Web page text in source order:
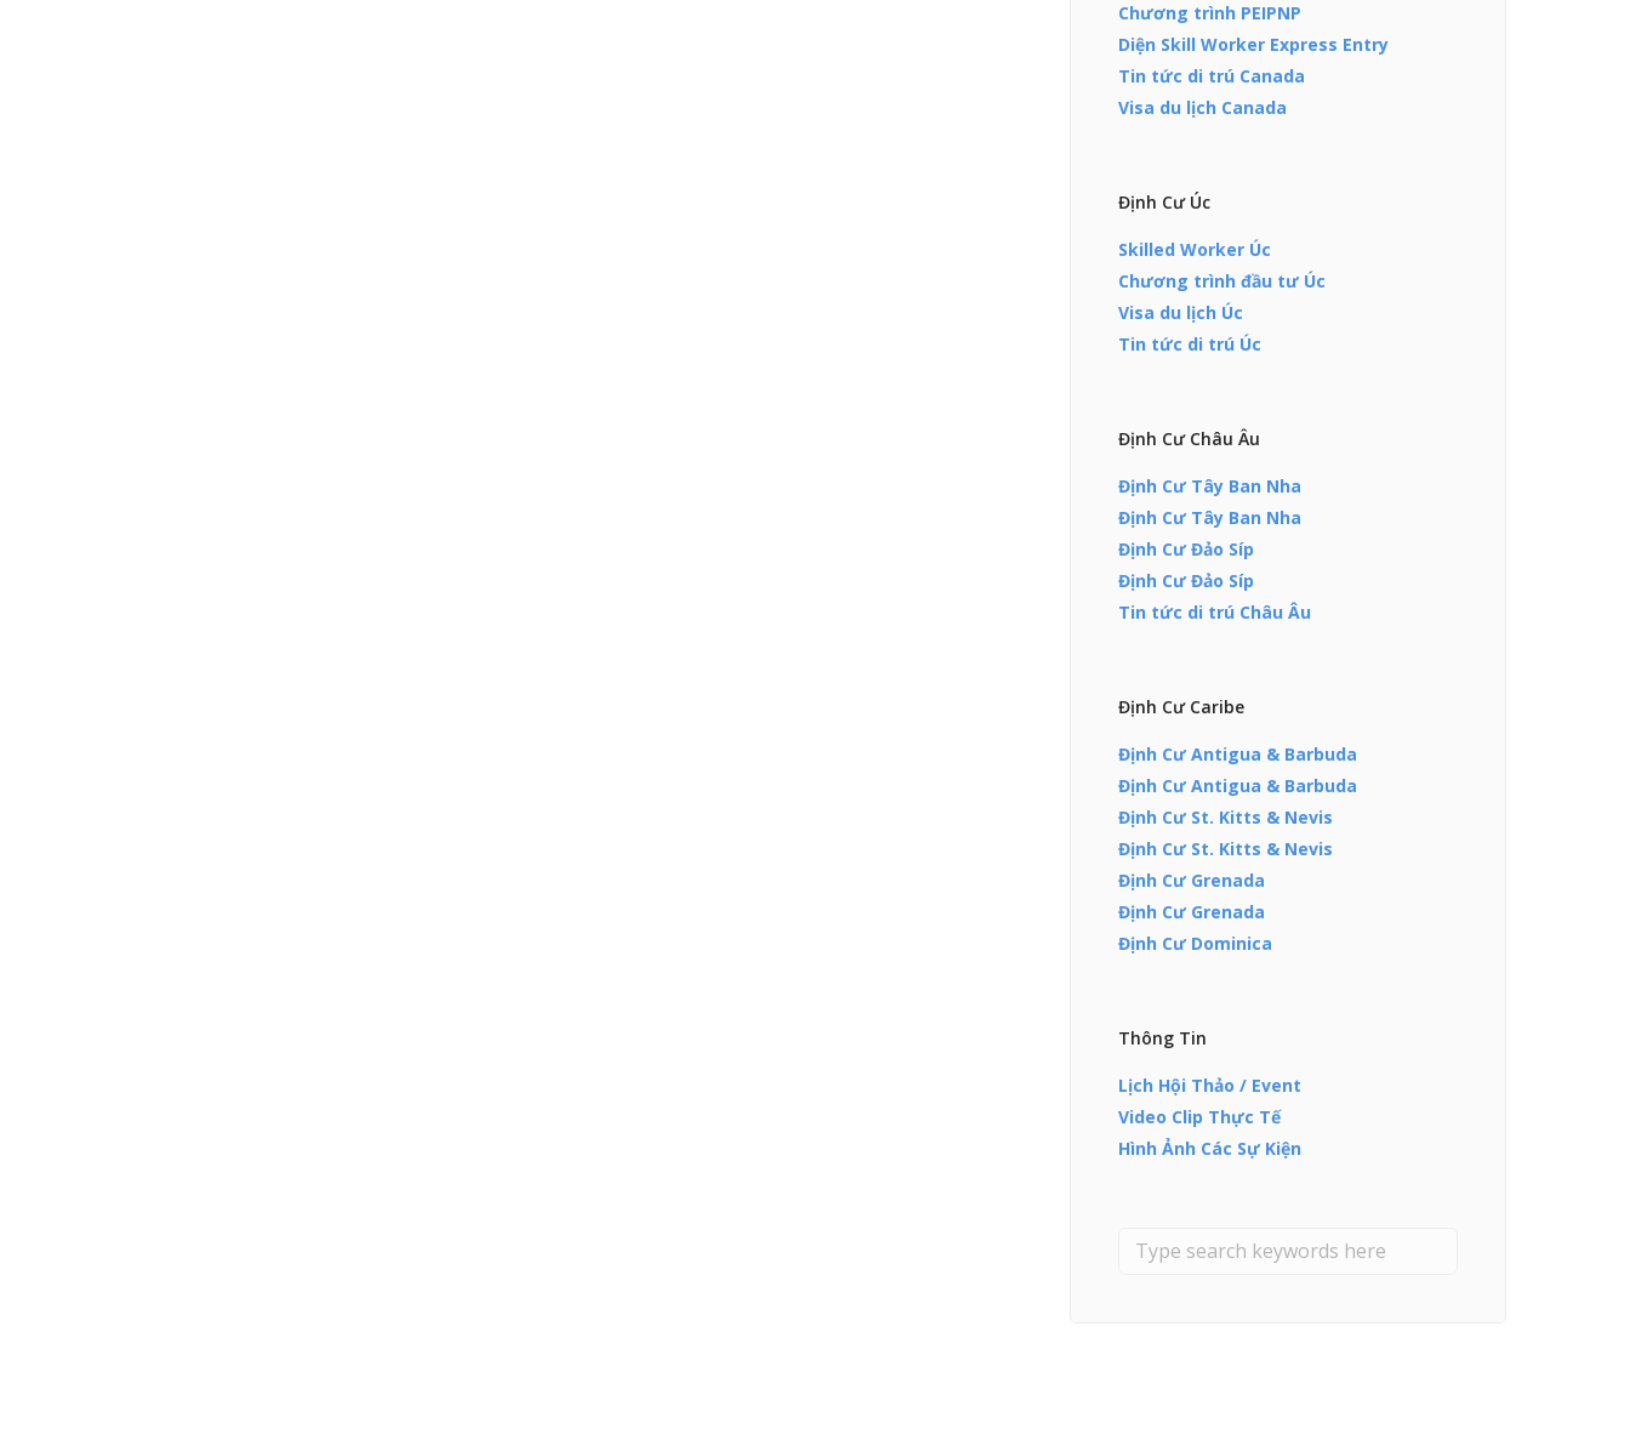
Chương trình PEIPNP
Diện Skill Worker Express Entry
Tin tức di trú Canada
Visa du lịch Canada
Định Cư Úc
Skilled Worker Úc
Chương trình đầu tư Úc
Visa du lịch Úc
Tin tức di trú Úc
Định Cư Châu Âu
Định Cư Tây Ban Nha
Định Cư Tây Ban Nha
Định Cư Đảo Síp
Định Cư Đảo Síp
Tin tức di trú Châu Âu
Định Cư Caribe
Định Cư Antigua & Barbuda
Định Cư Antigua & Barbuda
Định Cư St. Kitts & Nevis
Định Cư St. Kitts & Nevis
Định Cư Grenada
Định Cư Grenada
Định Cư Dominica
Thông Tin
Lịch Hội Thảo / Event
Video Clip Thực Tế
Hình Ảnh Các Sự Kiện